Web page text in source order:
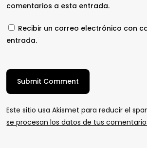
comentarios a esta entrada.
Recibir un correo electrónico con
entrada.
Este sitio usa Akismet para reducir el
se procesan los datos de tus